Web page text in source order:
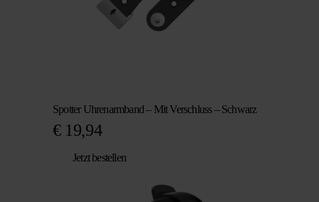
Spotter Uhrenarmband – Mit Verschluss – Schwarz
€19,94
Jetzt bestellen